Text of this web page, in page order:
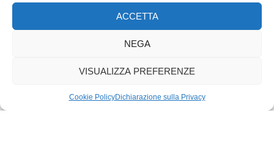
ACCETTA
NEGA
VISUALIZZA PREFERENZE
Cookie PolicyDichiarazione sulla Privacy